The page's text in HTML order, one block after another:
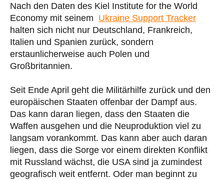
Nach den Daten des Kiel Institute for the World
Economy mit seinem Ukraine Support Tracker
halten sich nicht nur Deutschland, Frankreich,
Italien und Spanien zurück, sondern
erstaunlicherweise auch Polen und
Großbritannien.
Seit Ende April geht die Militärhilfe zurück und den
europäischen Staaten offenbar der Dampf aus.
Das kann daran liegen, dass den Staaten die
Waffen ausgehen und die Neuproduktion viel zu
langsam vorankommt. Das kann aber auch daran
liegen, dass die Sorge vor einem direkten Konflikt
mit Russland wächst, die USA sind ja zumindest
geografisch weit entfernt. Oder man beginnt zu